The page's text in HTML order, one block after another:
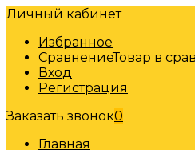
Личный кабинет
Избранное
СравнениеТовар в
Вход
Регистрация
Заказать звонок0
Главная